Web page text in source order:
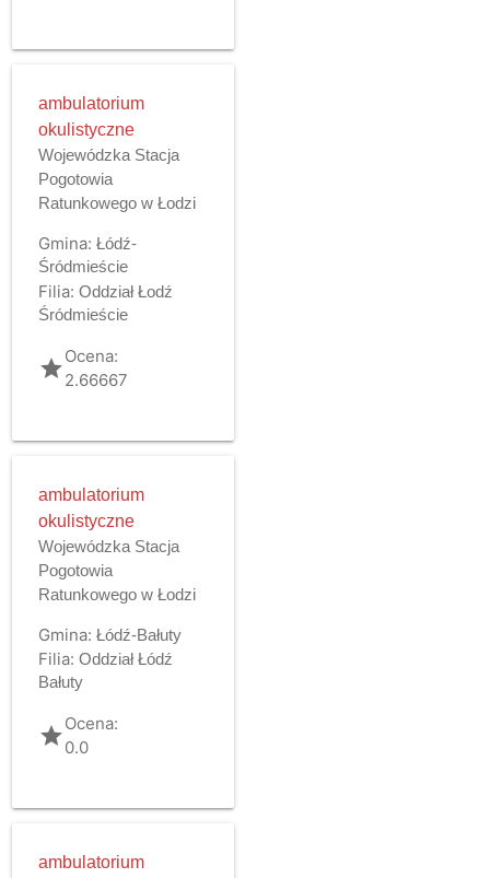
ambulatorium
okulistyczne
Wojewódzka Stacja
Pogotowia
Ratunkowego w Łodzi
Gmina: Łódź-
Śródmieście
Filia: Oddział Łodź
Śródmieście
gradeOcena:
2.66667
ambulatorium
okulistyczne
Wojewódzka Stacja
Pogotowia
Ratunkowego w Łodzi
Gmina: Łódź-Bałuty
Filia: Oddział Łódź
Bałuty
gradeOcena:
0.0
ambulatorium